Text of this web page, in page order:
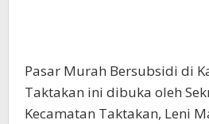
Pasar Murah Bersubsidi di
Taktakan ini dibuka oleh
Kecamatan Taktakan, Leni